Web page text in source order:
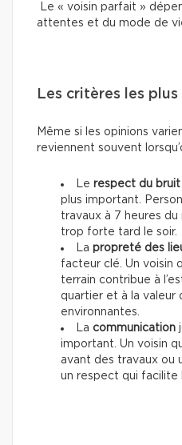
Le « voisin parfait »
attentes et du mode de
Les critères les plus
Même si les opinions
reviennent souvent
Le respect du bruit
plus important.
travaux à 7 heures du
trop forte tard le soir.
La propreté des
facteur clé. Un voisin
terrain contribue à
quartier et à la valeur
environnantes.
La communication
important. Un voisin
avant des travaux ou
un respect qui facilite